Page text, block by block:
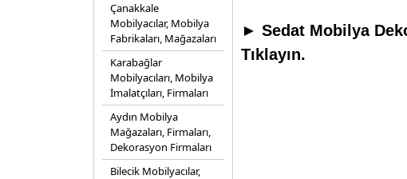
Çanakkale
Mobilyacılar, Mobilya
Fabrikaları, Mağazaları
Karabağlar
Mobilyacıları, Mobilya
İmalatçıları, Firmaları
Aydın Mobilya
Mağazaları, Firmaları,
Dekorasyon Firmaları
Bilecik Mobilyacılar,
► Sedat Mobilya
Tıklayın.